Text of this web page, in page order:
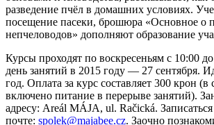
разведение пчёл в домашних условиях.
посещение пасеки, брошюра «Основное о
непчеловодов» дополняют образование
Курсы проходят по воскресеньям с 10:00
день занятий в 2015 году — 27 сентября.
год. Оплата за курс составляет 300 крон (в
включено питание в перерыве занятий).
адресу: Areál MÁJA, ul. Račická.
почте: spolek@majabee.cz. Заочно